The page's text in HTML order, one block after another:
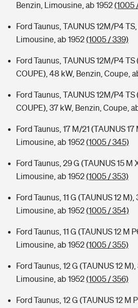
Benzin, Limousine, ab 1952(1005
Ford Taunus, TAUNUS 12M/P4
Limousine, ab 1952(1005 / 339)
Ford Taunus, TAUNUS 12M/P4 TS
COUPE), 48 kW, Benzin, Coupe,
Ford Taunus, TAUNUS 12M/P4 TS
COUPE), 37 kW, Benzin, Coupe,
Ford Taunus, 17 M/21 (TAUNUS
Limousine, ab 1952(1005 / 345)
Ford Taunus, 29 G (TAUNUS 15 M
Limousine, ab 1952(1005 / 353)
Ford Taunus, 11 G (TAUNUS 12 M),
Limousine, ab 1952(1005 / 354)
Ford Taunus, 11 G (TAUNUS 12 M
Limousine, ab 1952(1005 / 355)
Ford Taunus, 12 G (TAUNUS 12
Limousine, ab 1952(1005 / 356)
Ford Taunus, 12 G (TAUNUS 12 M